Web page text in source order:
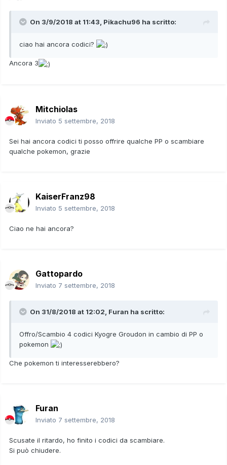
On 3/9/2018 at 11:43, Pikachu96 ha scritto:
ciao hai ancora codici?
Ancora 3
Mitchiolas
Inviato 5 settembre, 2018
Sei hai ancora codici ti posso offrire qualche PP o scambiare
qualche pokemon, grazie
KaiserFranz98
Inviato 5 settembre, 2018
Ciao ne hai ancora?
Gattopardo
Inviato 7 settembre, 2018
On 31/8/2018 at 12:02, Furan ha scritto:
Offro/Scambio 4 codici Kyogre Groudon in cambio di PP o
pokemon
Che pokemon ti interesserebbero?
Furan
Inviato 7 settembre, 2018
Scusate il ritardo, ho finito i codici da scambiare.
Si può chiudere.